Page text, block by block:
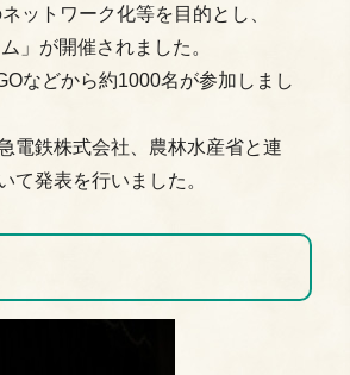
ットワーク化等を目的とし、
」が開催されました。
などから約1000名が参加しまし
電鉄株式会社、農林水産省と連
発表を行いました。